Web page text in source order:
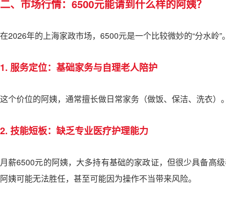
二、市场行情：6500元能请到什么样的阿姨？
在2026年的上海家政市场，6500元是一个比较微妙的“分水岭”
1. 服务定位：基础家务与自理老人陪护
这个价位的阿姨，通常擅长做日常家务（做饭、保洁、洗衣）
2. 技能短板：缺乏专业医疗护理能力
月薪6500元的阿姨，大多持有基础的家政证，但很少具备高
阿姨可能无法胜任，甚至可能因为操作不当带来风险。